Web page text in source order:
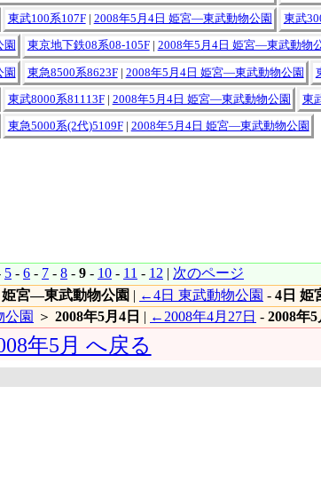
東武100系107F| 2008年5月4日 姫宮―東武動物公園 東武
園 東京地下鉄08系08-105F| 2008年5月4日 姫宮―東武動物
園 東急8500系8623F| 2008年5月4日 姫宮―東武動物公園
東武8000系81113F| 2008年5月4日 姫宮―東武動物公園 東
東急5000系(2代)5109F| 2008年5月4日 姫宮―東武動物公園
5 - 6 - 7 - 8 - 9 - 10 - 11 - 12 | 次のページ
姫宮―東武動物公園 | ←4日 東武動物公園 - 4日 姫
園 ＞ 2008年5月4日 | ←2008年4月27日 - 2008年5
年5月 へ戻る